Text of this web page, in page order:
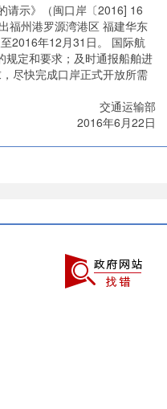
请示》（闽口岸〔2016] 16
福州港罗源湾港区 福建华东
2016年12月31日。 国际航
规定和要求；及时通报船舶进
尽快完成口岸正式开放所需
输部
22日